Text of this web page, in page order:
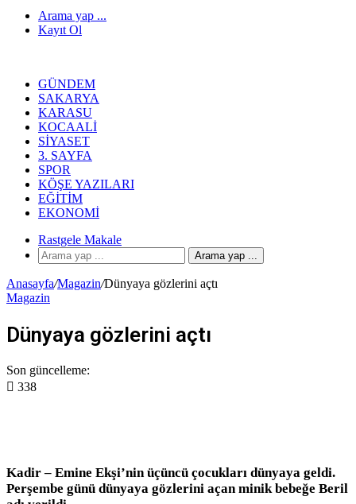
Arama yap ...
Kayıt Ol
GÜNDEM
SAKARYA
KARASU
KOCAALI
SIYASET
3. SAYFA
SPOR
KÖŞE YAZILARI
EĞITIM
EKONOMI
Rastgele Makale
Arama yap ...
Anasayfa/Magazin/Dünyaya gözlerini açtı
Magazin
Dünyaya gözlerini açtı
Son güncelleme:
338
Kadir – Emine Ekşi’nin üçüncü çocukları dünyaya geldi.
Perşembe günü dünyaya gözlerini açan minik bebeğe Beril